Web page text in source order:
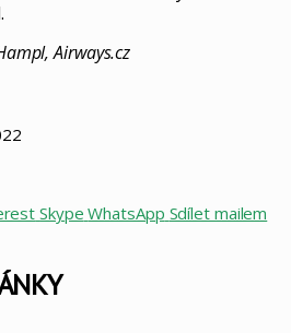
Airways.cz
Skype WhatsApp Sdílet mailem